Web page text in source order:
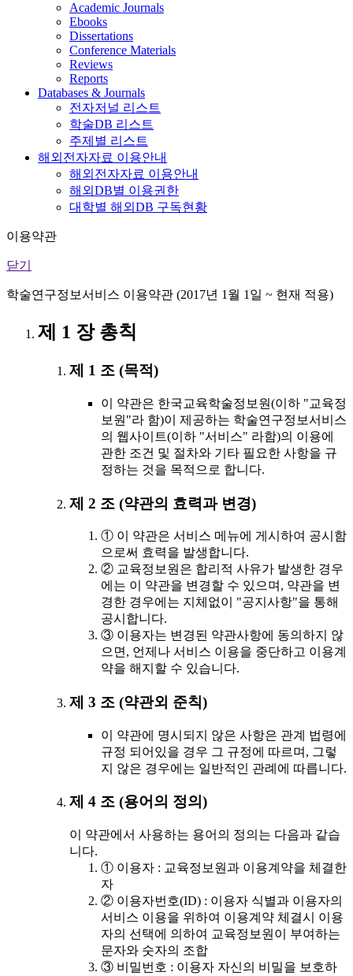
Academic Journals
Ebooks
Dissertations
Conference Materials
Reviews
Reports
Databases & Journals
전자저널 리스트
학술DB 리스트
주제별 리스트
해외전자자료 이용안내
해외전자자료 이용안내
해외DB별 이용권한
대학별 해외DB 구독현황
이용약관
닫기
학술연구정보서비스 이용약관 (2017년 1월 1일 ~ 현재 적용)
제 1 장 총칙
제 1 조 (목적)
이 약관은 한국교육학술정보원(이하 "교육정
보원"라 함)이 제공하는 학술연구정보서비스
의 웹사이트(이하 "서비스" 라함)의 이용에
관한 조건 및 절차와 기타 필요한 사항을 규
정하는 것을 목적으로 합니다.
제 2 조 (약관의 효력과 변경)
① 이 약관은 서비스 메뉴에 게시하여 공시함
으로써 효력을 발생합니다.
② 교육정보원은 합리적 사유가 발생한 경우
에는 이 약관을 변경할 수 있으며, 약관을 변
경한 경우에는 지체없이 "공지사항"을 통해
공시합니다.
③ 이용자는 변경된 약관사항에 동의하지 않
으면, 언제나 서비스 이용을 중단하고 이용계
약을 해지할 수 있습니다.
제 3 조 (약관외 준칙)
이 약관에 명시되지 않은 사항은 관계 법령에
규정 되어있을 경우 그 규정에 따르며, 그렇
지 않은 경우에는 일반적인 관례에 따릅니다.
제 4 조 (용어의 정의)
이 약관에서 사용하는 용어의 정의는 다음과 같습
니다.
① 이용자 : 교육정보원과 이용계약을 체결한
자
② 이용자번호(ID) : 이용자 식별과 이용자의
서비스 이용을 위하여 이용계약 체결시 이용
자의 선택에 의하여 교육정보원이 부여하는
문자와 숫자의 조합
③ 비밀번호 : 이용자 자신의 비밀을 보호하